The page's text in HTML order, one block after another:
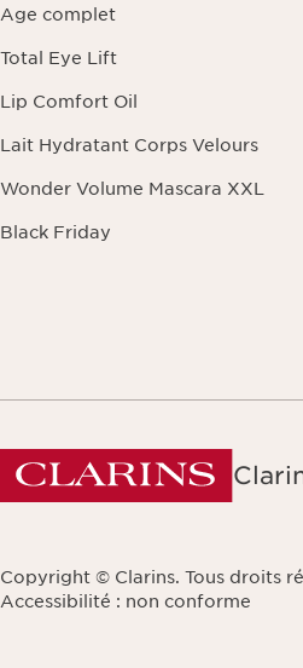
Age complet
Total Eye Lift
Lip Comfort Oil
Lait Hydratant Corps Velours
Wonder Volume Mascara XXL
Black Friday
Copyright © Clarins. Tous droits
Accessibilité : non conforme